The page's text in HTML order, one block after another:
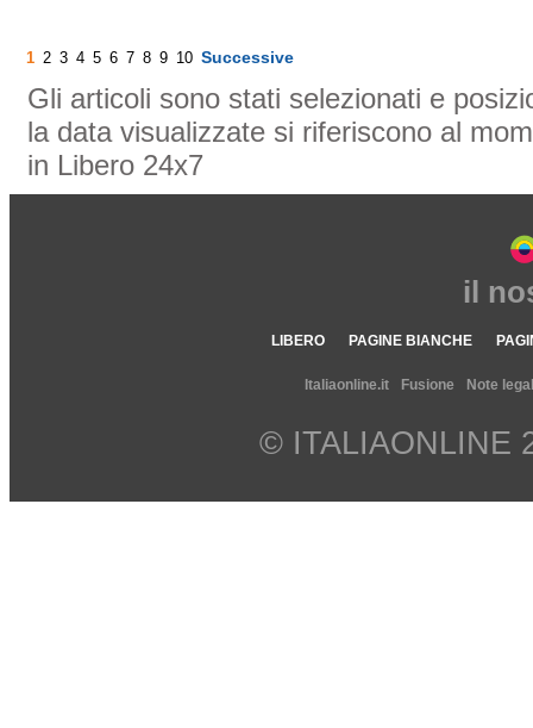
1 2 3 4 5 6 7 8 9 10 Successive
Gli articoli sono stati selezionati e
la data visualizzate si riferiscono al
in Libero 24x7
il
LIBERO PAGINE BIANCHE
Italiaonline.it Fusione Note
© ITALIAONLINE